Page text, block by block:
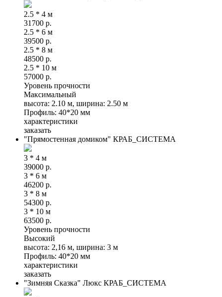
2.5 * 4 м
31700 р.
2.5 * 6 м
39500 р.
2.5 * 8 м
48500 р.
2.5 * 10 м
57000 р.
Уровень прочности
Максимальный
высота: 2.10 м, ширина: 2.50 м
Профиль: 40*20 мм
характеристики
заказать
"Прямостенная домиком" КРАБ_СИСТЕМА
3 * 4 м
39000 р.
3 * 6 м
46200 р.
3 * 8 м
54300 р.
3 * 10 м
63500 р.
Уровень прочности
Высокий
высота: 2,16 м, ширина: 3 м
Профиль: 40*20 мм
характеристики
заказать
"Зимняя Сказка" Люкс КРАБ_СИСТЕМА